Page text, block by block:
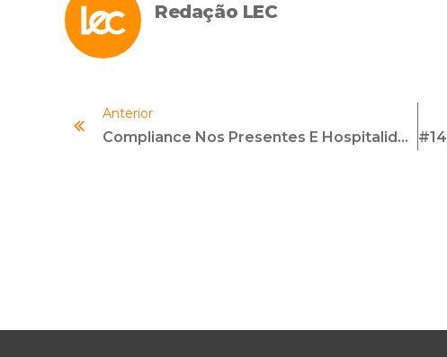
Redação LEC
Anterior
Compliance Nos Presentes E Hospitalidades No Fim De Ano Da Empresa